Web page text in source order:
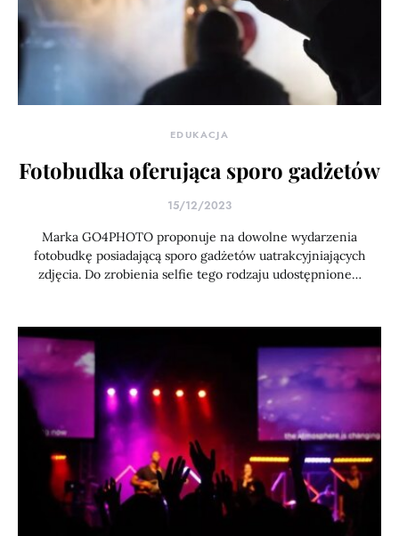
EDUKACJA
Fotobudka oferująca sporo gadżetów
15/12/2023
Marka GO4PHOTO proponuje na dowolne wydarzenia
fotobudkę posiadającą sporo gadżetów uatrakcyjniających
zdjęcia. Do zrobienia selfie tego rodzaju udostępnione…